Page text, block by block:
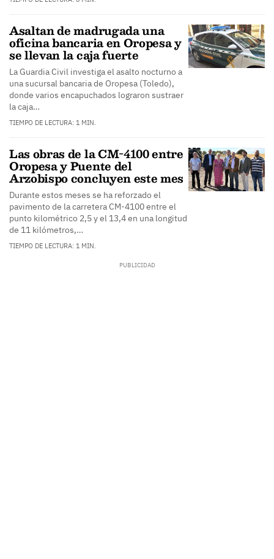
Asaltan de madrugada una
oficina bancaria en Oropesa y
se llevan la caja fuerte
La Guardia Civil investiga el asalto nocturno a
una sucursal bancaria de Oropesa (Toledo),
donde varios encapuchados lograron sustraer
la caja…
TIEMPO DE LECTURA: 1 MIN.
Las obras de la CM-4100 entre
Oropesa y Puente del
Arzobispo concluyen este mes
Durante estos meses se ha reforzado el
pavimento de la carretera CM-4100 entre el
punto kilométrico 2,5 y el 13,4 en una longitud
de 11 kilómetros,…
TIEMPO DE LECTURA: 1 MIN.